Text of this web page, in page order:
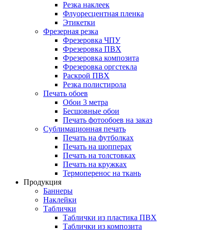
Резка наклеек
Флуоресцентная пленка
Этикетки
Фрезерная резка
Фрезеровка ЧПУ
Фрезеровка ПВХ
Фрезеровка композита
Фрезеровка оргстекла
Раскрой ПВХ
Резка полистирола
Печать обоев
Обои 3 метра
Бесшовные обои
Печать фотообоев на заказ
Сублимационная печать
Печать на футболках
Печать на шопперах
Печать на толстовках
Печать на кружках
Термоперенос на ткань
Продукция
Баннеры
Наклейки
Таблички
Таблички из пластика ПВХ
Таблички из композита